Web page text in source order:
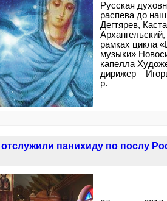
Русская
распева до
Дегтярев,
рамках цикла
музыки»
капелла
дирижер –
р.
панихиду по послу